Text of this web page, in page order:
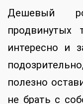
Дешевый
продвинутых
интересно и
полезно
не брать с